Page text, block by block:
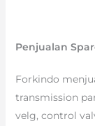
Penjualan
Forkindo
transmission
velg, control